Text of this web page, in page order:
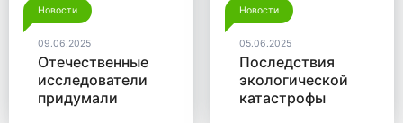
Новости
09.06.2025
Отечественные
исследователи
придумали
Новости
05.06.2025
Последствия
экологической
катастрофы